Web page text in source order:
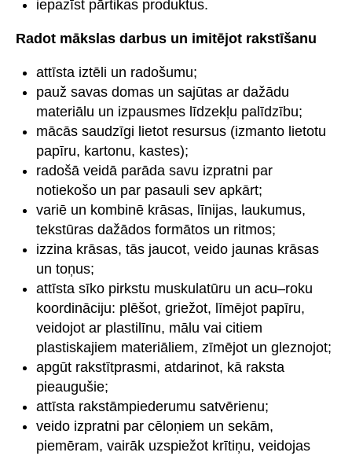
iepazīst pārtikas produktus.
Radot mākslas darbus un imitējot rakstīšanu
attīsta iztēli un radošumu;
pauž savas domas un sajūtas ar dažādu
materiālu un izpausmes līdzekļu palīdzību;
mācās saudzīgi lietot resursus (izmanto lietotu
papīru, kartonu, kastes);
radošā veidā parāda savu izpratni par
notiekošo un par pasauli sev apkārt;
variē un kombinē krāsas, līnijas, laukumus,
tekstūras dažādos formātos un ritmos;
izzina krāsas, tās jaucot, veido jaunas krāsas
un toņus;
attīsta sīko pirkstu muskulatūru un acu–roku
koordināciju: plēšot, griežot, līmējot papīru,
veidojot ar plastilīnu, mālu vai citiem
plastiskajiem materiāliem, zīmējot un gleznojot;
apgūt rakstītprasmi, atdarinot, kā raksta
pieaugušie;
attīsta rakstāmpiederumu satvērienu;
veido izpratni par cēloņiem un sekām,
piemēram, vairāk uzspiežot krītiņu, veidojas